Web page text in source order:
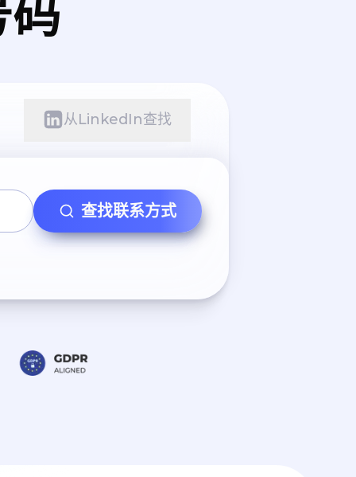
码
从LinkedIn查找
查找联系方式